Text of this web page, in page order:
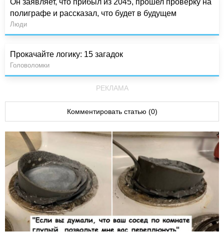
Он заявляет, что прибыл из 2045, прошел проверку на
полиграфе и рассказал, что будет в будущем
Люди
Прокачайте логику: 15 загадок
Головоломки
РЕКЛАМА
Комментировать статью (0)